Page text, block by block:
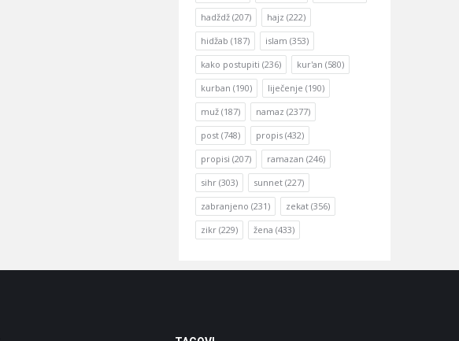
hadždž (207) hajz (222)
hidžab (187) islam (353)
kako postupiti (236) kur'an (580)
kurban (190) liječenje (190)
muž (187) namaz (2377)
post (748) propis (432)
propisi (207) ramazan (246)
sihr (303) sunnet (227)
zabranjeno (231) zekat (356)
zikr (229) žena (433)